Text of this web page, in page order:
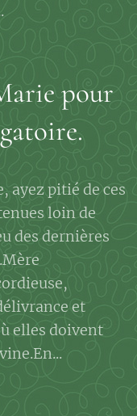
pour
ayez pitié de ces
loin de
des dernières
et
elles doivent